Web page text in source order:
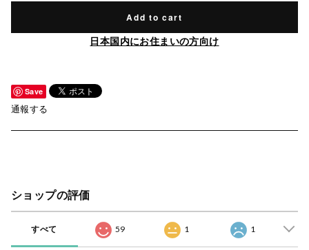
Add to cart
日本国内にお住まいの方向け
Save
通報する
ショップの評価
すべて 59 1 1